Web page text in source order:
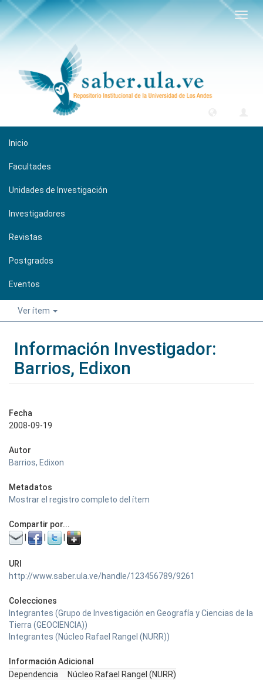
Inicio
Facultades
Unidades de Investigación
Investigadores
Revistas
Postgrados
Eventos
Ver ítem
Información Investigador:
Barrios, Edixon
Fecha
2008-09-19
Autor
Barrios, Edixon
Metadatos
Mostrar el registro completo del ítem
Compartir por...
URI
http://www.saber.ula.ve/handle/123456789/9261
Colecciones
Integrantes (Grupo de Investigación en Geografía y Ciencias de la
Tierra (GEOCIENCIA))
Integrantes (Núcleo Rafael Rangel (NURR))
Información Adicional
Dependencia
Núcleo Rafael Rangel (NURR)